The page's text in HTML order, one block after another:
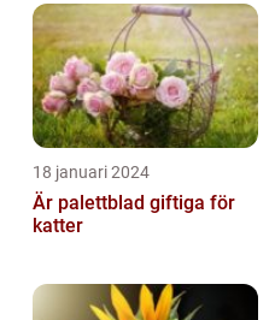
18 januari 2024
Är palettblad giftiga för
katter